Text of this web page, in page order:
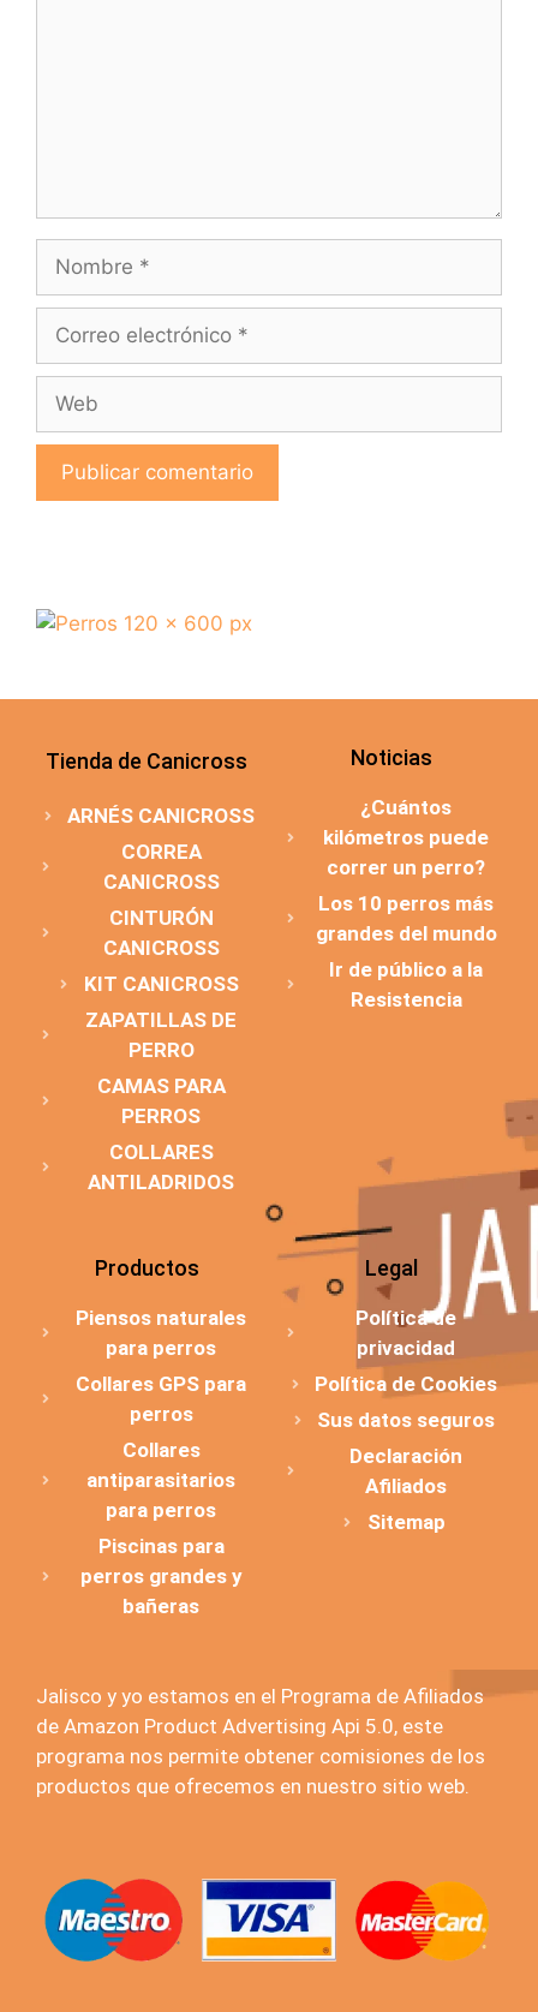
Tienda de Canicross
ARNÉS CANICROSS
CORREA
CANICROSS
CINTURÓN
CANICROSS
KIT CANICROSS
ZAPATILLAS DE
PERRO
CAMAS PARA
PERROS
COLLARES
ANTILADRIDOS
Noticias
¿Cuántos
kilómetros puede
correr un perro?
Los 10 perros más
grandes del mundo
Ir de público a la
Resistencia
Productos
Piensos naturales
para perros
Collares GPS para
perros
Collares
antiparasitarios
para perros
Piscinas para
perros grandes y
bañeras
Legal
Política de
privacidad
Política de Cookies
Sus datos seguros
Declaración
Afiliados
Sitemap
Jalisco y yo estamos en el Programa de Afiliados
de Amazon Product Advertising Api 5.0, este
programa nos permite obtener comisiones de los
productos que ofrecemos en nuestro sitio web.